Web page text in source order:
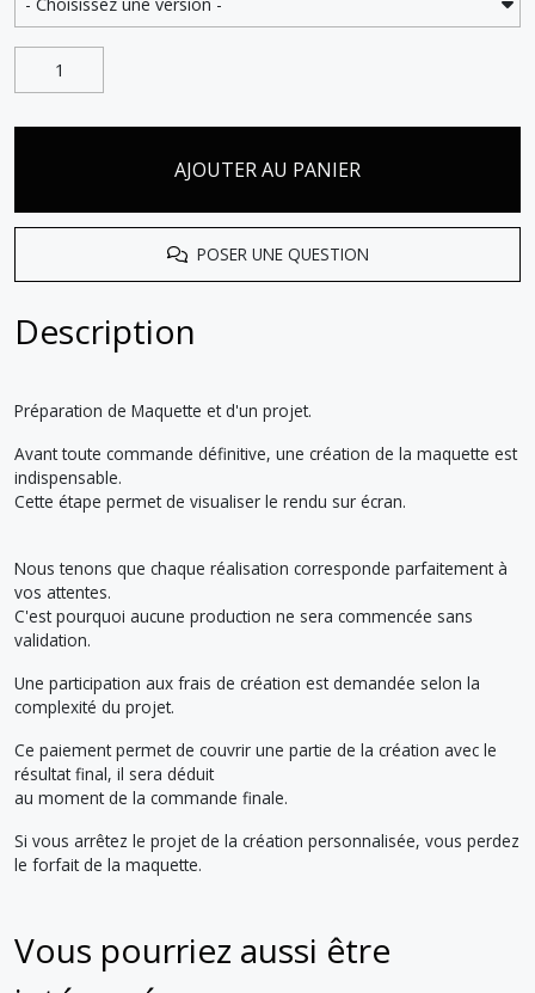
AJOUTER AU PANIER
POSER UNE QUESTION
Description
Préparation de Maquette et d'un projet.
Avant toute commande définitive, une création de la maquette est
indispensable.
Cette étape permet de visualiser le rendu sur écran.
Nous tenons que chaque réalisation corresponde parfaitement à
vos attentes.
C'est pourquoi aucune production ne sera commencée sans
validation.
Une participation aux frais de création est demandée selon la
complexité du projet.
Ce paiement permet de couvrir une partie de la création avec le
résultat final, il sera déduit
au moment de la commande finale.
Si vous arrêtez le projet de la création personnalisée, vous perdez
le forfait de la maquette.
Vous pourriez aussi être